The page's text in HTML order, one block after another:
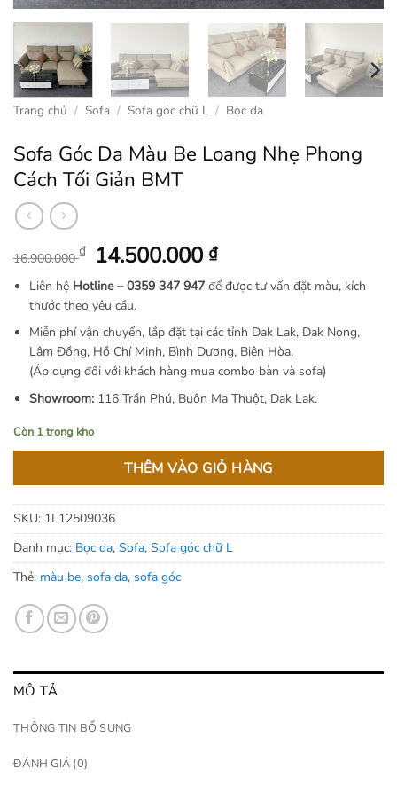
Trang chủ / Sofa / Sofa góc chữ L / Bọc da
Sofa Góc Da Màu Be Loang Nhẹ Phong
Cách Tối Giản BMT
16.900.000₫ Giá
gốc
là:
16.900.000 ₫.
14.500.000 ₫Giá
hiện
tại
14.500.000 ₫.
Liên hệ Hotline – 0359 347 947 để được tư vấn đặt màu, kích
thước theo yêu cầu.
Miễn phí vận chuyển, lắp đặt tại các tỉnh Dak Lak, Dak Nong,
Lâm Đồng, Hồ Chí Minh, Bình Dương, Biên Hòa.
(Áp dụng đối với khách hàng mua combo bàn và sofa)
Showroom: 116 Trần Phú, Buôn Ma Thuột, Dak Lak.
Còn 1 trong kho
THÊM VÀO GIỎ HÀNG
SKU: 1L12509036
Danh mục: Bọc da, Sofa, Sofa góc chữ L
Thẻ: màu be, sofa da, sofa góc
MÔ TẢ
THÔNG TIN BỔ SUNG
ĐÁNH GIÁ (0)